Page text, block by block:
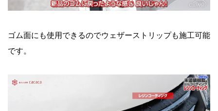
ゴム面にも使用できるのでウェザーストリップも施工可能
です。